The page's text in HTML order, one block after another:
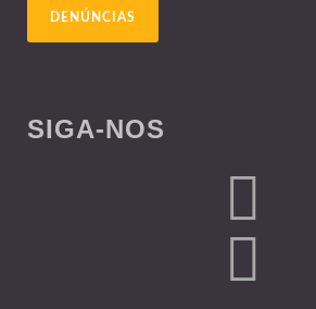
DENÚNCIAS
SIGA-NOS